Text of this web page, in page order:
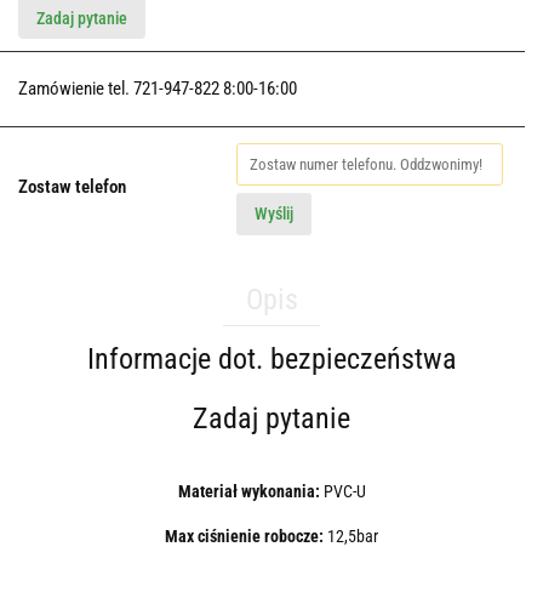
Zadaj pytanie
Zamówienie tel. 721-947-822 8:00-16:00
Zostaw telefon
Wyślij
Informacje dot. bezpieczeństwa
Zadaj pytanie
Materiał wykonania: PVC-U
Max ciśnienie robocze: 12,5bar